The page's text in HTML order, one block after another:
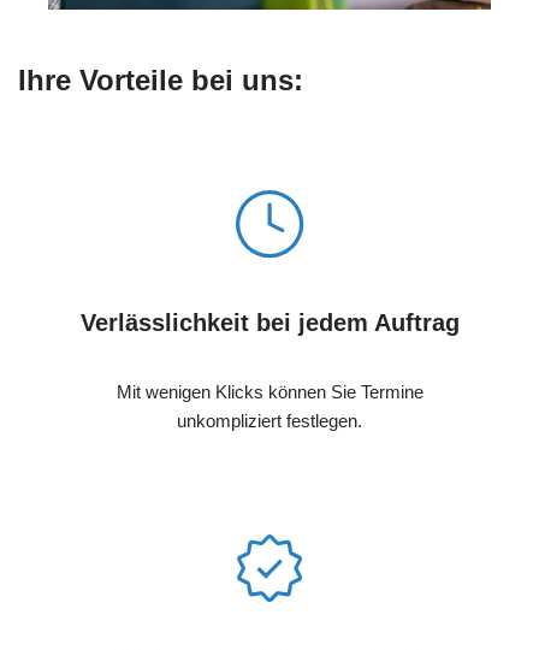
Ihre Vorteile bei uns:
Verlässlichkeit bei jedem Auftrag
Mit wenigen Klicks können Sie Termine
unkompliziert festlegen.